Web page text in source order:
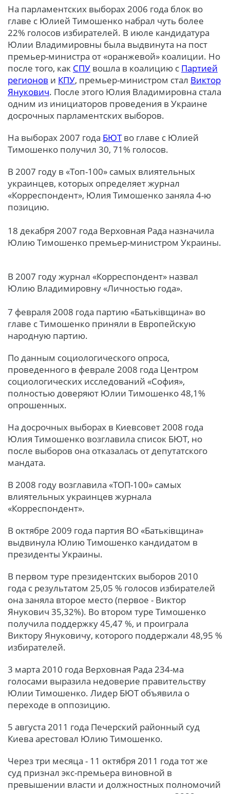
На парламентских выборах 2006 года блок во
главе с Юлией Тимошенко набрал чуть более
22% голосов избирателей. В июле кандидатура
Юлии Владимировны была выдвинута на пост
премьер-министра от «оранжевой» коалиции. Но
после того, как СПУ вошла в коалицию с Партией
регионов и КПУ, премьер-министром стал Виктор
Янукович. После этого Юлия Владимировна стала
одним из инициаторов проведения в Украине
досрочных парламентских выборов.
На выборах 2007 года БЮТво главе с Юлией
Тимошенко получил 30, 71% голосов.
В 2007 году в «Топ-100» самых влиятельных
украинцев, которых определяет журнал
«Корреспондент», Юлия Тимошенко заняла 4-ю
позицию.
18 декабря 2007 года Верховная Рада назначила
Юлию Тимошенко премьер-министром Украины.
В 2007 году журнал «Корреспондент» назвал
Юлию Владимировну «Личностью года».
7 февраля 2008 года партию «Батьківщина» во
главе с Тимошенко приняли в Европейскую
народную партию.
По данным социологического опроса,
проведенного в феврале 2008 года Центром
социологических исследований «София»,
полностью доверяют Юлии Тимошенко 48,1%
опрошенных.
На досрочных выборах в Киевсовет 2008 года
Юлия Тимошенко возглавила список БЮТ, но
после выборов она отказалась от депутатского
мандата.
В 2008 году возглавила «ТОП-100» самых
влиятельных украинцев журнала
«Корреспондент».
В октябре 2009 года партия ВО «Батьківщина»
выдвинула Юлию Тимошенко кандидатом в
президенты Украины.
В первом туре президентских выборов 2010
года с результатом 25,05 % голосов избирателей
она заняла второе место (первое - Виктор
Янукович 35,32%). Во втором туре Тимошенко
получила поддержку 45,47 %, и проиграла
Виктору Януковичу, которого поддержали 48,95 %
избирателей.
3 марта 2010 года Верховная Рада 234-ма
голосами выразила недоверие правительству
Юлии Тимошенко. Лидер БЮТ объявила о
переходе в оппозицию.
5 августа 2011 года Печерский районный суд
Киева арестовал Юлию Тимошенко.
Через три месяца - 11 октября 2011 года тот же
суд признал экс-премьера виновной в
превышении власти и должностных полномочий